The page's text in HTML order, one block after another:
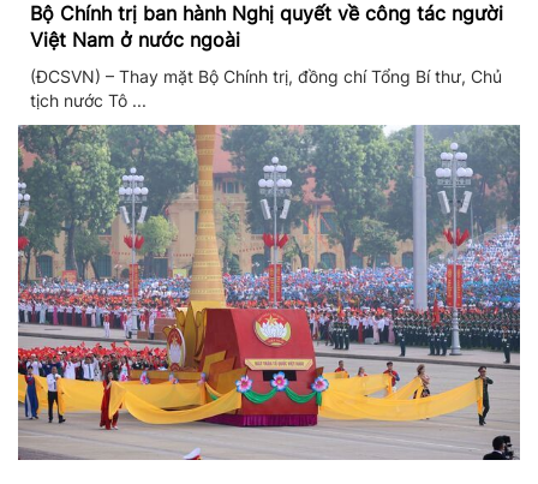
Bộ Chính trị ban hành Nghị quyết về công tác người
Việt Nam ở nước ngoài
(ĐCSVN) – Thay mặt Bộ Chính trị, đồng chí Tổng Bí thư, Chủ
tịch nước Tô ...